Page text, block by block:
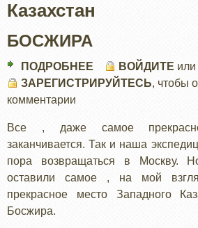
Казахстан
БОСЖИРА
ПОДРОБНЕЕ
БОСЖИРА
ВОЙДИТЕ или
ЗАРЕГИСТРИРУЙТЕСЬ, чтобы
комментарии
Все , даже самое
заканчивается. Так и наша
пора возвращаться в Москву.
оставили самое , на мой
прекрасное место Западного
Босжира.